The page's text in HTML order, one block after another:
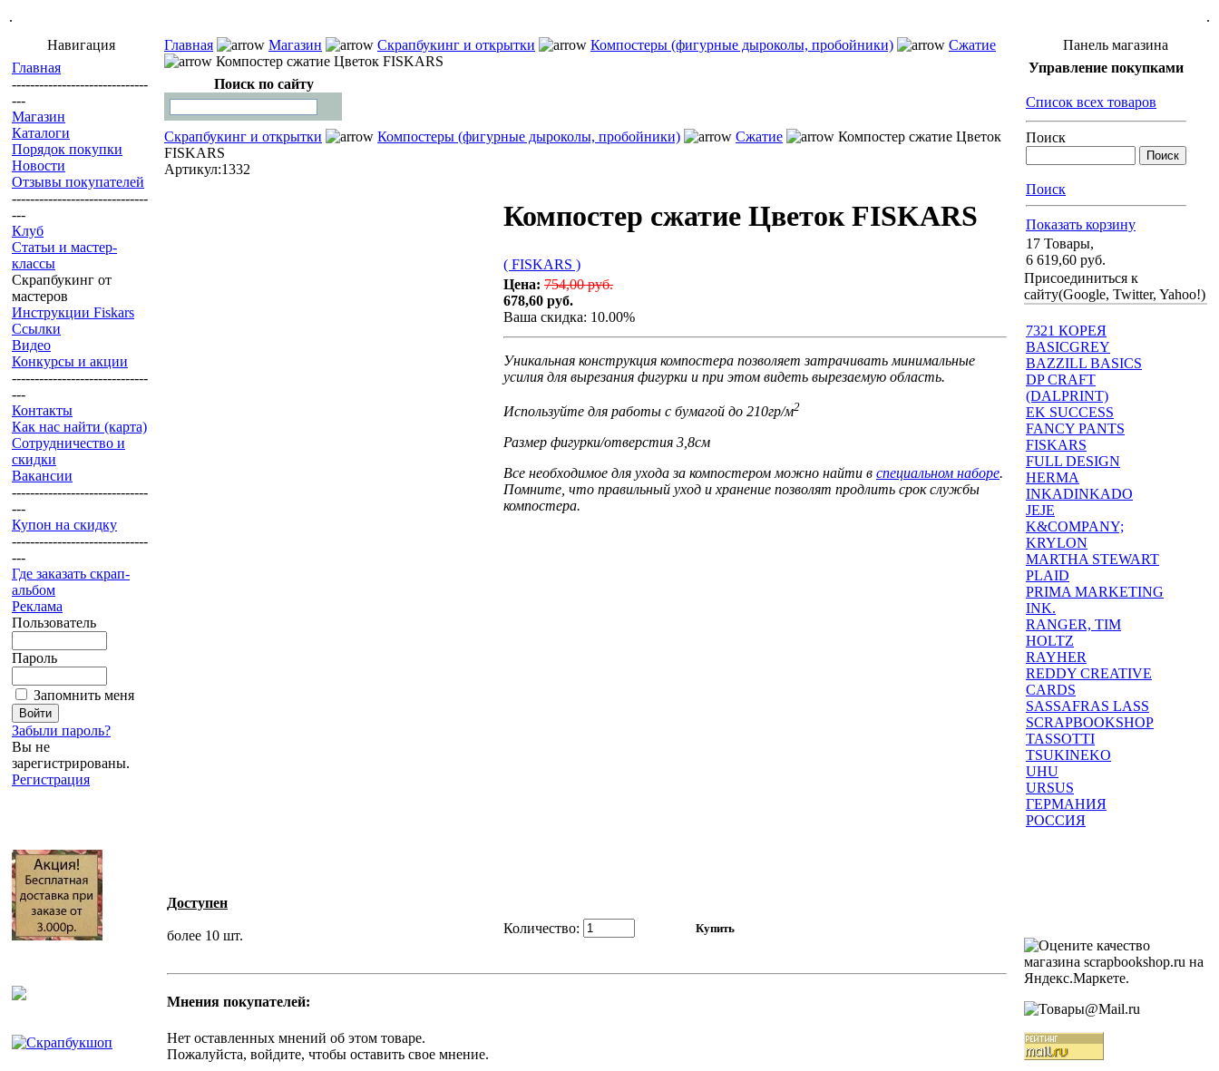
.
.
Навигация
Главная
------------------------------
---
Магазин
Каталоги
Порядок покупки
Новости
Отзывы покупателей
------------------------------
---
Клуб
Статьи и мастер-
классы
Скрапбукинг от
мастеров
Инструкции Fiskars
Ссылки
Видео
Конкурсы и акции
------------------------------
---
Контакты
Как нас найти (карта)
Сотрудничество и
скидки
Вакансии
------------------------------
---
Купон на скидку
------------------------------
---
Где заказать скрап-
альбом
Реклама
Пользователь
Пароль
Запомнить меня
Забыли пароль?
Вы не
зарегистрированы.
Регистрация
Главная Магазин Скрапбукинг и открытки Компостеры (фигурные дыроколы, пробойники)
Сжатие
Компостер сжатие Цветок FISKARS
Поиск по сайту
Скрапбукинг и открытки Компостеры (фигурные дыроколы, пробойники) Сжатие
Компостер сжатие Цветок
FISKARS
Артикул:1332
Компостер сжатие Цветок FISKARS
( FISKARS )
Цена: 754,00 руб.
678,60 руб.
Ваша скидка: 10.00%
Уникальная конструкция компостера позволяет затрачивать минимальные
усилия для вырезания фигурки и при этом видеть вырезаемую область.
Используйте для работы с бумагой до 210гр/м2
Размер фигурки/отверстия 3,8см
Все необходимое для ухода за компостером можно найти в специальном наборе.
Помните, что правильный уход и хранение позволят продлить срок службы
компостера.
Доступен
более 10 шт. Количество:
Мнения покупателей:
Нет оставленных мнений об этом товаре.
Пожалуйста, войдите, чтобы оставить свое мнение.
Панель магазина
Управление покупками
Список всех товаров
Поиск
Поиск
Показать корзину
17 Товары,
6 619,60 руб.
Присоединиться к
сайту(Google, Twitter, Yahoo!)
7321 КОРЕЯ
BASICGREY
BAZZILL BASICS
DP CRAFT
(DALPRINT)
EK SUCCESS
FANCY PANTS
FISKARS
FULL DESIGN
HERMA
INKADINKADO
JEJE
K&COMPANY;
KRYLON
MARTHA STEWART
PLAID
PRIMA MARKETING
INK.
RANGER, TIM
HOLTZ
RAYHER
REDDY CREATIVE
CARDS
SASSAFRAS LASS
SCRAPBOOKSHOP
TASSOTTI
TSUKINEKO
UHU
URSUS
ГЕРМАНИЯ
РОССИЯ